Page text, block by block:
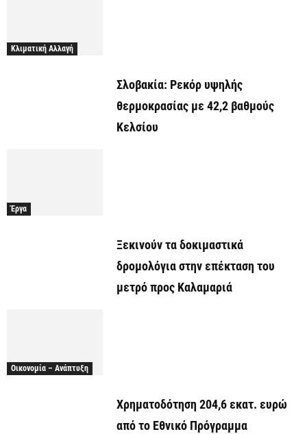
Κλιματική Αλλαγή
Σλοβακία: Ρεκόρ υψηλής
θερμοκρασίας με 42,2 βαθμούς
Κελσίου
Έργα
Ξεκινούν τα δοκιμαστικά
δρομολόγια στην επέκταση του
μετρό προς Καλαμαριά
Οικονομία – Ανάπτυξη
Χρηματοδότηση 204,6 εκατ. ευρώ
από το Εθνικό Πρόγραμμα